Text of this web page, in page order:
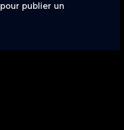
pour publier un